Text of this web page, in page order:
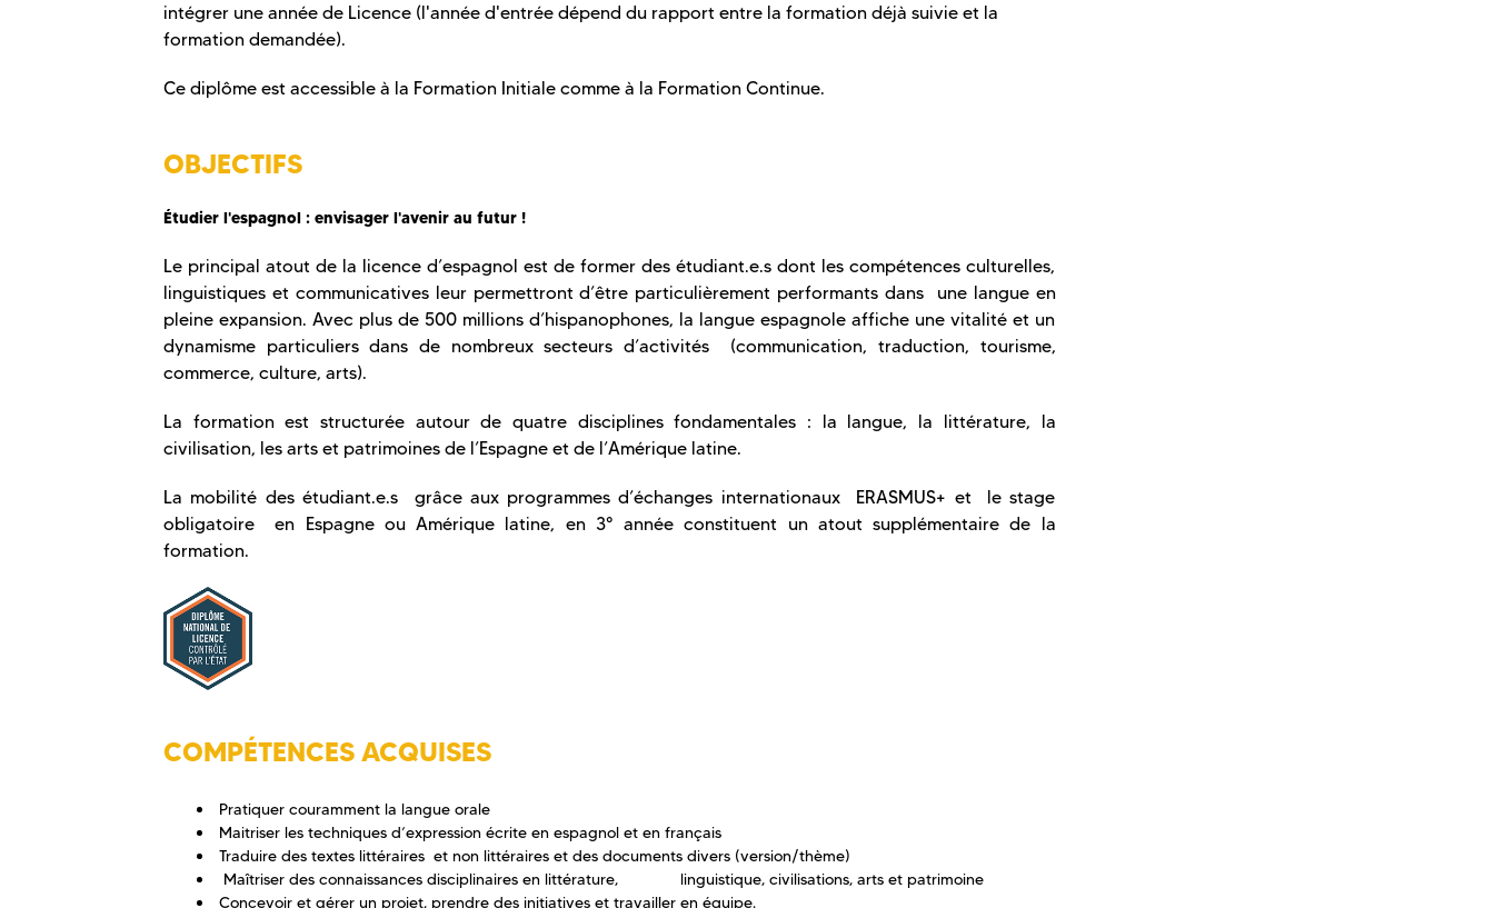
intégrer une année de Licence (l'année d'entrée dépend du rapport entre la formation déjà suivie et la
formation demandée).
Ce diplôme est accessible à la Formation Initiale comme à la Formation Continue.
OBJECTIFS
Étudier l'espagnol : envisager l'avenir au futur !
Le principal atout de la licence d’espagnol est de former des étudiant.e.s dont les compétences culturelles,
linguistiques et communicatives leur permettront d’être particulièrement performants dans une langue en
pleine expansion. Avec plus de 500 millions d’hispanophones, la langue espagnole affiche une vitalité et un
dynamisme particuliers dans de nombreux secteurs d’activités (communication, traduction, tourisme,
commerce, culture, arts).
La formation est structurée autour de quatre disciplines fondamentales : la langue, la littérature, la
civilisation, les arts et patrimoines de l’Espagne et de l’Amérique latine.
La mobilité des étudiant.e.s grâce aux programmes d’échanges internationaux ERASMUS+ et le stage
obligatoire en Espagne ou Amérique latine, en 3° année constituent un atout supplémentaire de la
formation.
COMPÉTENCES ACQUISES
Pratiquer couramment la langue orale
Maitriser les techniques d’expression écrite en espagnol et en français
Traduire des textes littéraires et non littéraires et des documents divers (version/thème)
Maîtriser des connaissances disciplinaires en littérature, linguistique, civilisations, arts et patrimoine
Concevoir et gérer un projet, prendre des initiatives et travailler en équipe.